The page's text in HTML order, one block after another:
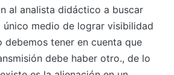
al analista didáctico a buscar
único medio de lograr visibilidad
debemos tener en cuenta que
debe haber otro., de lo